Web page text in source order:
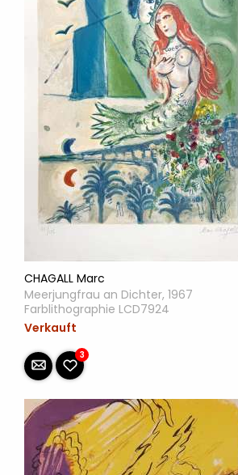
CHAGALL Marc
Meerjungfrau an Dichter, 1967
Farblithographie LCD7924
Verkauft
3